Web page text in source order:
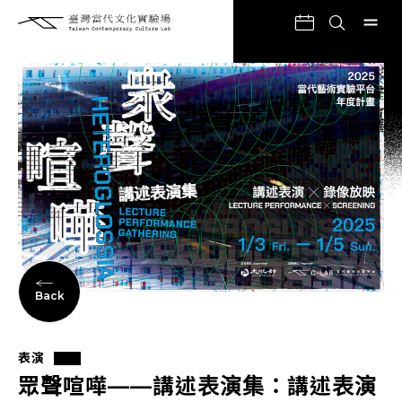
Back
表演
眾聲喧嘩——講述表演集：講述表演